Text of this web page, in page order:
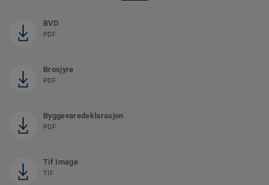
BVD
PDF
Brosjyre
PDF
Byggevaredeklarasjon
PDF
Tif Image
TIF